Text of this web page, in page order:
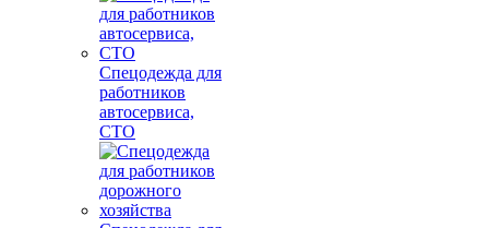
Спецодежда для
работников
автосервиса,
СТО